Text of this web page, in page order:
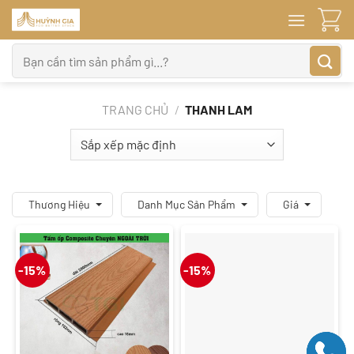
Bỏ
qua
nội
dung
kiếm:
TRANG CHỦ / THANH LAM
Thương Hiệu Danh Mục Sản Phẩm Giá
-15% -15%